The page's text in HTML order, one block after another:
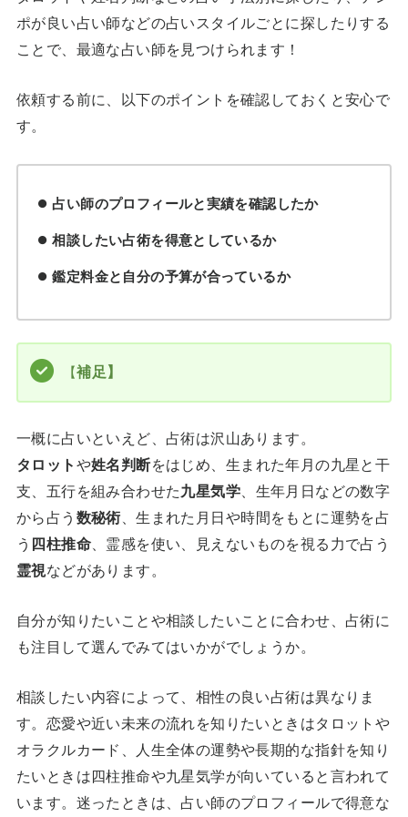
ポが良い占い師などの占いスタイルごとに探したりする
ことで、最適な占い師を見つけられます！
依頼する前に、以下のポイントを確認しておくと安心で
す。
占い師のプロフィールと実績を確認したか
相談したい占術を得意としているか
鑑定料金と自分の予算が合っているか
【補足】
一概に占いといえど、占術は沢山あります。
タロット や姓名判断をはじめ、生まれた年月の九星と干
支、五行を組み合わせた九星気学 、生年月日などの数字
から占う 数秘術 、生まれた月日や時間をもとに運勢を占
う 四柱推命、霊感を使い、見えないものを視る力で占う
霊視などがあります。
自分が知りたいことや相談したいことに合わせ、占術に
も注目して選んでみてはいかがでしょうか。
相談したい内容によって、相性の良い占術は異なりま
す。恋愛や近い未来の流れを知りたいときはタロットや
オラクルカード、人生全体の運勢や長期的な指針を知り
たいときは四柱推命や九星気学が向いていると言われて
います。迷ったときは、占い師のプロフィールで得意な